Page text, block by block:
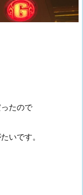
たので
いです。